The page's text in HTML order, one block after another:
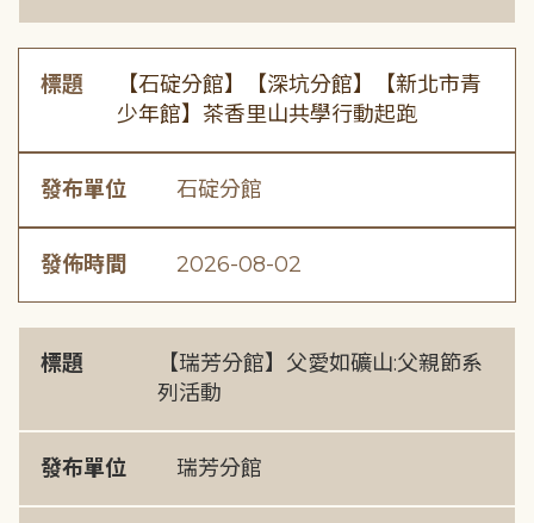
標題
【石碇分館】【深坑分館】【新北市青
少年館】茶香里山共學行動起跑
發布單位 石碇分館
發佈時間 2026-08-02
標題
【瑞芳分館】父愛如礦山:父親節系
列活動
發布單位 瑞芳分館